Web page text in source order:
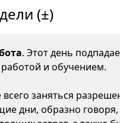
(±)
. Этот день
и обучением.
заняться
дни, образно